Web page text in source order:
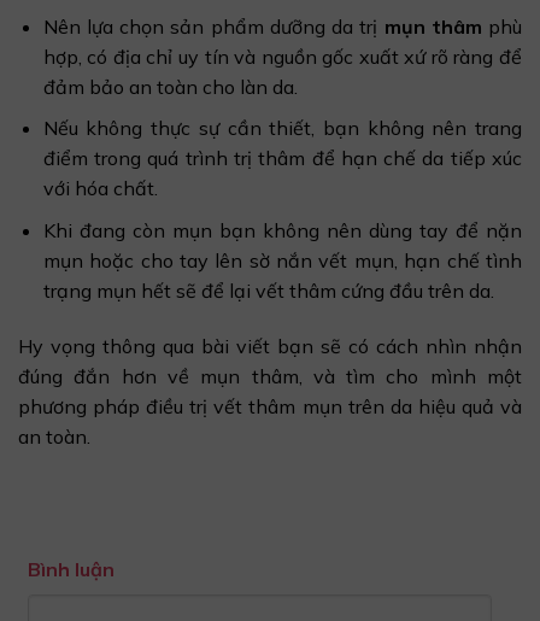
Nên lựa chọn sản phẩm dưỡng da trị mụn thâm phù
hợp, có địa chỉ uy tín và nguồn gốc xuất xứ rõ ràng để
đảm bảo an toàn cho làn da.
Nếu không thực sự cần thiết, bạn không nên trang
điểm trong quá trình trị thâm để hạn chế da tiếp xúc
với hóa chất.
Khi đang còn mụn bạn không nên dùng tay để nặn
mụn hoặc cho tay lên sờ nắn vết mụn, hạn chế tình
trạng mụn hết sẽ để lại vết thâm cứng đầu trên da.
Hy vọng thông qua bài viết bạn sẽ có cách nhìn nhận
đúng đắn hơn về mụn thâm, và tìm cho mình một
phương pháp điều trị vết thâm mụn trên da hiệu quả và
an toàn.
Bình luận